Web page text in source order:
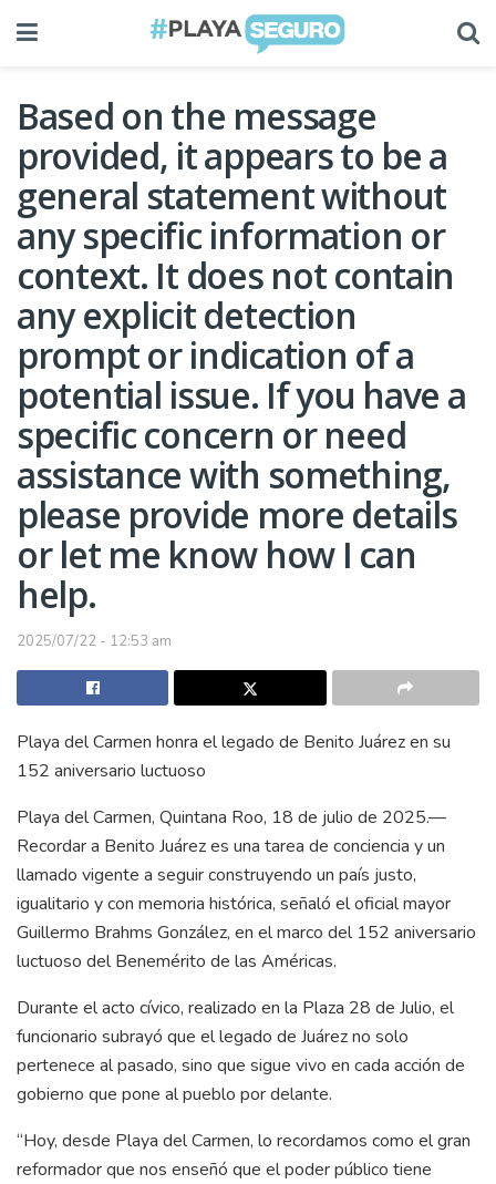
Based on the message
provided, it appears to be a
general statement without
any specific information or
context. It does not contain
any explicit detection
prompt or indication of a
potential issue. If you have a
specific concern or need
assistance with something,
please provide more details
or let me know how I can
help.
2025/07/22 - 12:53 am
Playa del Carmen honra el legado de Benito Juárez en su
152 aniversario luctuoso
Playa del Carmen, Quintana Roo, 18 de julio de 2025.—
Recordar a Benito Juárez es una tarea de conciencia y un
llamado vigente a seguir construyendo un país justo,
igualitario y con memoria histórica, señaló el oficial mayor
Guillermo Brahms González, en el marco del 152 aniversario
luctuoso del Benemérito de las Américas.
Durante el acto cívico, realizado en la Plaza 28 de Julio, el
funcionario subrayó que el legado de Juárez no solo
pertenece al pasado, sino que sigue vivo en cada acción de
gobierno que pone al pueblo por delante.
“Hoy, desde Playa del Carmen, lo recordamos como el gran
reformador que nos enseñó que el poder público tiene